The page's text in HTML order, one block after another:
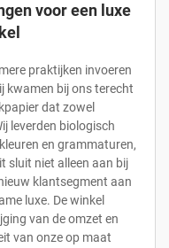
voor een luxe
praktijken invoeren
kwamen bij ons terecht
dat zowel
leverden biologisch
en grammaturen,
sluit niet alleen aan bij
klantsegment aan
luxe. De winkel
van de omzet en
van onze op maat